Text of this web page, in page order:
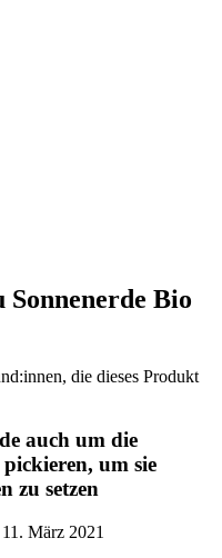
Bio
die dieses Produkt
auch um die
um sie
zu setzen
März 2021